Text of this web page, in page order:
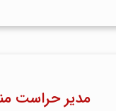
مدیر حراست